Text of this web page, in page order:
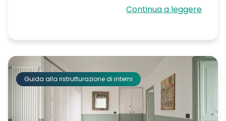
Continua a leggere
Guida alla ristrutturazione di interni